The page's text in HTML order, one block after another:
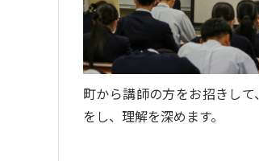
町から講師の方をお招きし
をし、理解を深めます。